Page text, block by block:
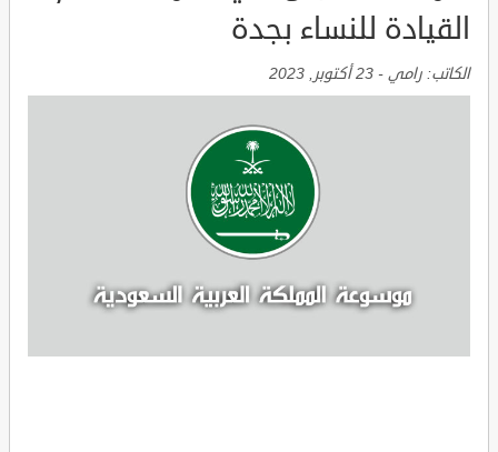
القيادة للنساء بجدة
الكاتب: رامي - 23 أكتوبر, 2023